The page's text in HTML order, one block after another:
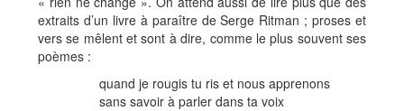
extraits d’un livre à paraître de Serge Ritman ; proses et
vers se mêlent et sont à dire, comme le plus souvent ses
poèmes :
quand je rougis tu ris et nous apprenons
sans savoir à parler dans ta voix